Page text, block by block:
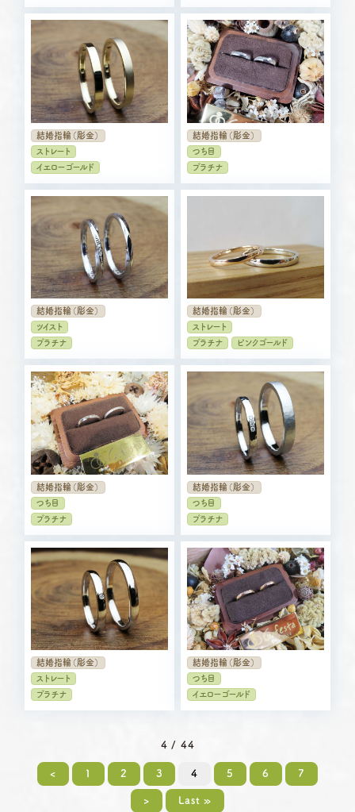
結婚指輪（彫金）
ストレート
イエローゴールド
結婚指輪（彫金）
つち目
プラチナ
結婚指輪（彫金）
ツイスト
プラチナ
結婚指輪（彫金）
ストレート
プラチナ
ピンクゴールド
結婚指輪（彫金）
つち目
プラチナ
結婚指輪（彫金）
つち目
プラチナ
結婚指輪（彫金）
ストレート
プラチナ
結婚指輪（彫金）
つち目
イエローゴールド
4 / 44
< 1 2 3 4 5 6 7
> Last »